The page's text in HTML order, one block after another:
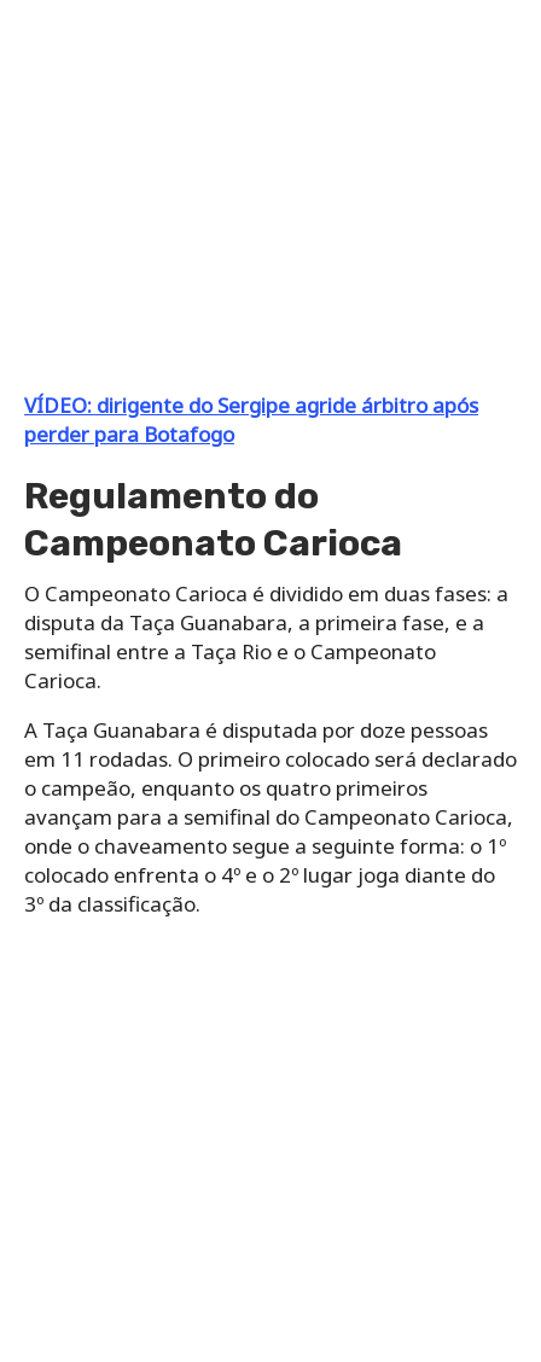
VÍDEO: dirigente do Sergipe agride árbitro após
perder para Botafogo
Regulamento do
Campeonato Carioca
O Campeonato Carioca é dividido em duas fases: a
disputa da Taça Guanabara, a primeira fase, e a
semifinal entre a Taça Rio e o Campeonato
Carioca.
A Taça Guanabara é disputada por doze pessoas
em 11 rodadas. O primeiro colocado será declarado
o campeão, enquanto os quatro primeiros
avançam para a semifinal do Campeonato Carioca,
onde o chaveamento segue a seguinte forma: o 1º
colocado enfrenta o 4º e o 2º lugar joga diante do
3º da classificação.